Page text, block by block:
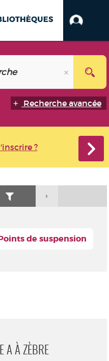
Recherche avancée
?
de suspension
A À ZÈBRE